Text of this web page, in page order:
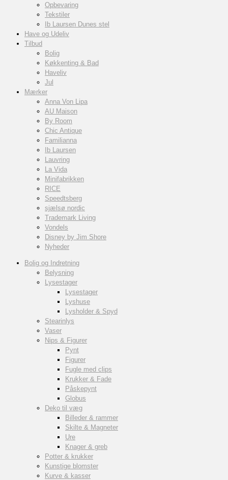
Opbevaring
Tekstiler
Ib Laursen Dunes stel
Have og Udeliv
Tilbud
Bolig
Køkkenting & Bad
Haveliv
Jul
Mærker
Anna Von Lipa
AU Maison
By Room
Chic Antique
Familianna
Ib Laursen
Lauvring
La Vida
Minifabrikken
RICE
Speedtsberg
sjælsø nordic
Trademark Living
Vondels
Disney by Jim Shore
Nyheder
Bolig og Indretning
Belysning
Lysestager
Lysestager
Lyshuse
Lysholder & Spyd
Stearinlys
Vaser
Nips & Figurer
Pynt
Figurer
Fugle med clips
Krukker & Fade
Påskepynt
Globus
Deko til væg
Billeder & rammer
Skilte & Magneter
Ure
Knager & greb
Potter & krukker
Kunstige blomster
Kurve & kasser